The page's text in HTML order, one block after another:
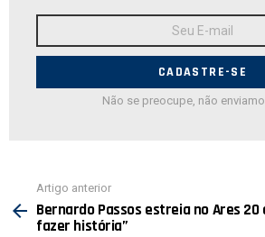
E-
Não se preocupe, não
mais
Artigo anterior
Bernardo Passos estreia no Ares 20
fazer história”